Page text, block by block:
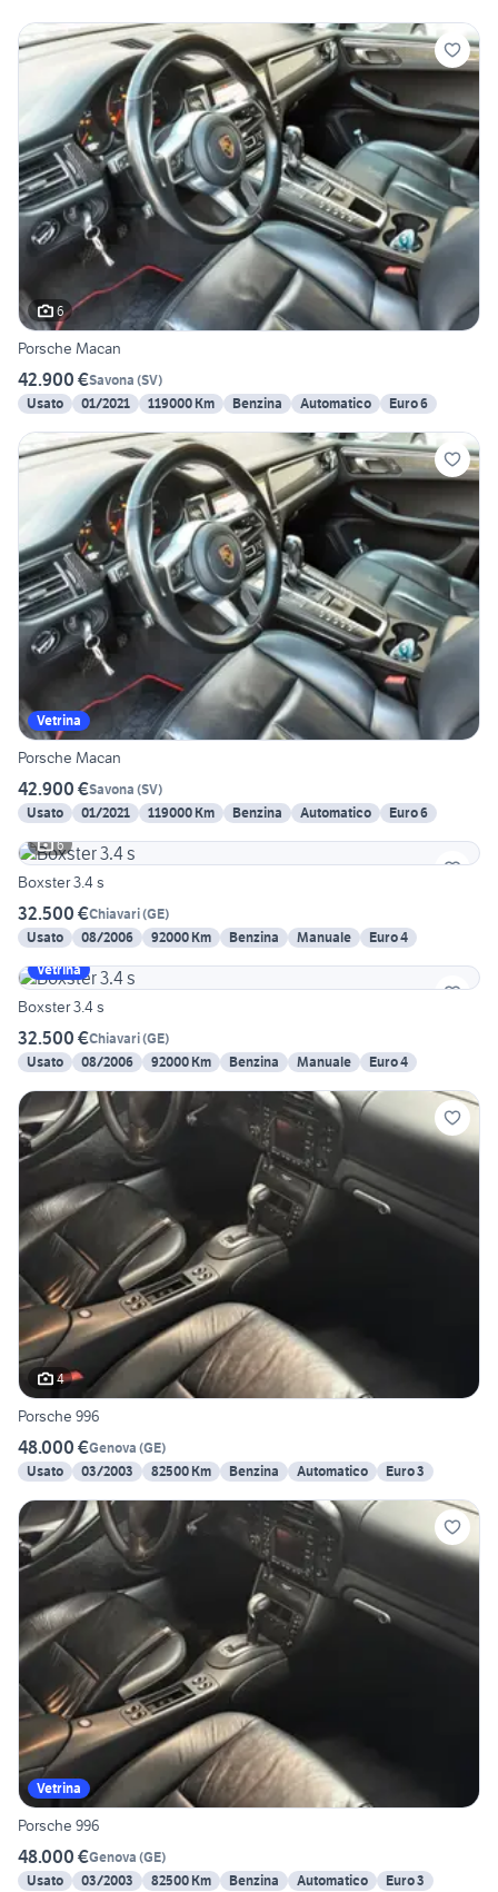
6
Porsche Macan
42.900 €Savona (SV)
Usato
01/2021 119000 Km Benzina Automatico Euro 6
Vetrina
Porsche Macan
42.900 €Savona (SV)
Usato
01/2021 119000 Km Benzina Automatico
Euro 6
6
Boxster 3.4 s
32.500 €Chiavari(GE)
Usato
08/2006 92000 Km Benzina Manuale
Euro 4
Vetrina
Boxster 3.4 s
32.500 €Chiavari(GE)
Usato
08/2006 92000 Km Benzina Manuale Euro 4
4
Porsche 996
48.000 €Genova (GE)
Usato
03/2003 82500 Km Benzina Automatico Euro 3
Vetrina
Porsche 996
48.000 €Genova (GE)
Usato
03/2003 82500 Km Benzina Automatico Euro 3